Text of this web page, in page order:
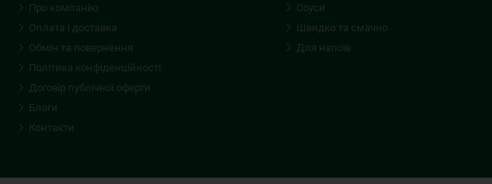
Про компанію
Оплата і доставка
Обмін та повернення
Політика конфіденційності
Договір публічної оферти
Блоги
Контакти
Соуси
Швидко та смачно
Для напоїв